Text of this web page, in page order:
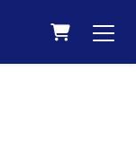
Warenkorb